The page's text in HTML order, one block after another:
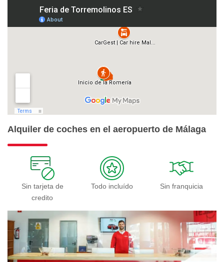
Alquiler de coches en el aeropuerto de Málaga
Sin tarjeta de
credito
Todo incluído Sin franquicia